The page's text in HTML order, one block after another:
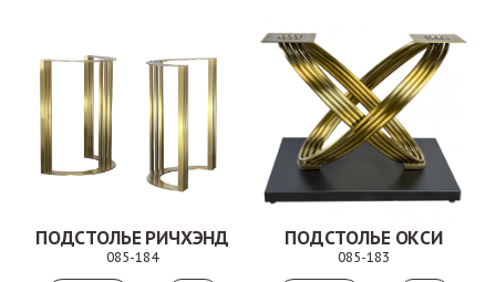
ПОДСТОЛЬЕ РИЧХЭНД
085-184
ПОДСТОЛЬЕ ОКСИ
085-183